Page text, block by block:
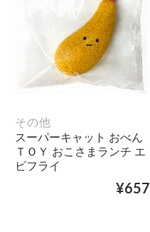
その他
スーパーキャット おべん
ＴＯＹ おこさまランチ エ
ビフライ
¥657